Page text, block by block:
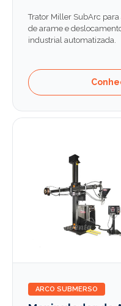
Trator Miller SubArc
de arame e
industrial automatizada.
ARCO SUBMERSO